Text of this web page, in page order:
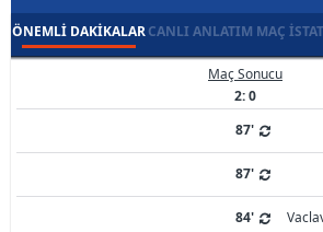
ÖNEMLI DAKIKALARCANLI ANLATIM MAÇ
Maç Sonucu
2: 0
87'
87'
84'